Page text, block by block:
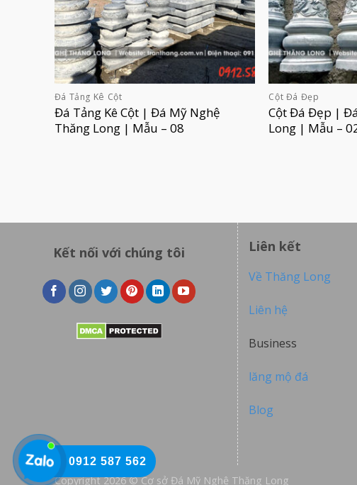
Đá Tảng Kê Cột
Đá Tảng Kê Cột | Đá Mỹ Nghệ
Thăng Long | Mẫu – 08
Cột Đá Đẹp
Cột Đá Đẹp |
Long | Mẫu –
Kết nối với chúng tôi Liên kết
Về Thăng Long
Liên hệ
Business
lăng mộ đá
Blog
Copyright 2026 © Cơ sở Đá Mỹ Nghệ Thăng Long
0912 587 562